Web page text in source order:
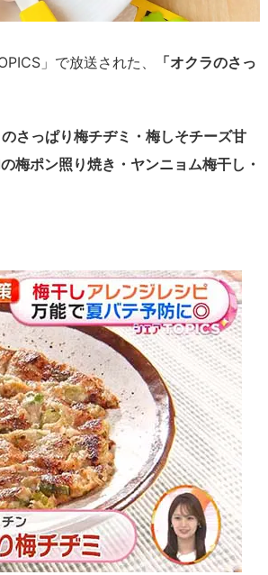
」で放送された、
「オクラのさっ
のさっぱり梅チヂミ・梅しそチーズ甘
梅ポン照り焼き・ヤンニョム梅干し・